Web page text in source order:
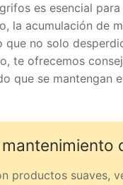
es esencial
la acumulación de
no solo
te ofrecemos
que se mantengan
productos suaves,